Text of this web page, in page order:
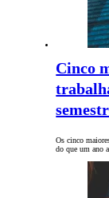
Cinco
Os cinco
do que um ano